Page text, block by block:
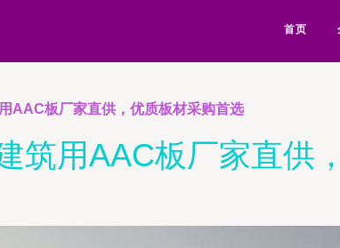
首页
AAC板厂家直供，优质板材采购首选
筑用AAC板厂家直供